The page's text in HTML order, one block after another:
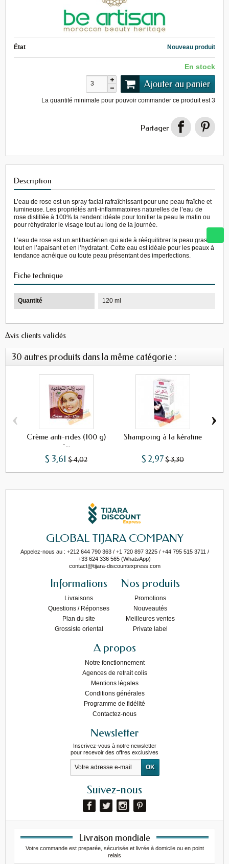
État Nouveau produit
En stock
Ajouter au panier
La quantité minimale pour pouvoir commander ce produit est3
Partager
Description
L’eau de rose est un spray facial rafraîchissant pour une peau fraîche et
lumineuse. Les propriétés anti-inflammatoires naturelles de l’eau de
rose distillée à 100% la rendent idéale pour tonifier la peau le matin ou
pour réhydrater le visage tout au long de la journée.
L’eau de rose est un antibactérien qui aide à rééquilibrer la peau grasse
tout en l’apaisant et en l’hydratant. Cette eau est idéale pour les peaux à
tendance acnéique ou toute peau présentant des imperfections.
Fiche technique
Quantité 120 ml
Avis clients validés
30 autres produits dans la même catégorie :
Crème anti-rides (100 g)
-...
$ 3,61 $ 4,02
Shampoing à la kératine
$ 2,97$ 3,30
‹ ›
GLOBAL TIJARA COMPANY
Appelez-nous au : +212 644 790 363 / +1 720 897 3225 / +44 795 515 3711 /
+33 624 336 565 (WhatsApp)
contact@tijara-discountexpress.com
Informations
Livraisons
Questions / Réponses
Plan du site
Grossiste oriental
Nos produits
Promotions
Nouveautés
Meilleures ventes
Private label
A propos
Notre fonctionnement
Agences de retrait colis
Mentions légales
Conditions générales
Programme de fidélité
Contactez-nous
Newsletter
Inscrivez-vous à notre newsletter
pour recevoir des offres exclusives
Suivez-nous
Livraison mondiale
Votre commande est preparée, sécurisée et livrée à domicile ou en point
relais